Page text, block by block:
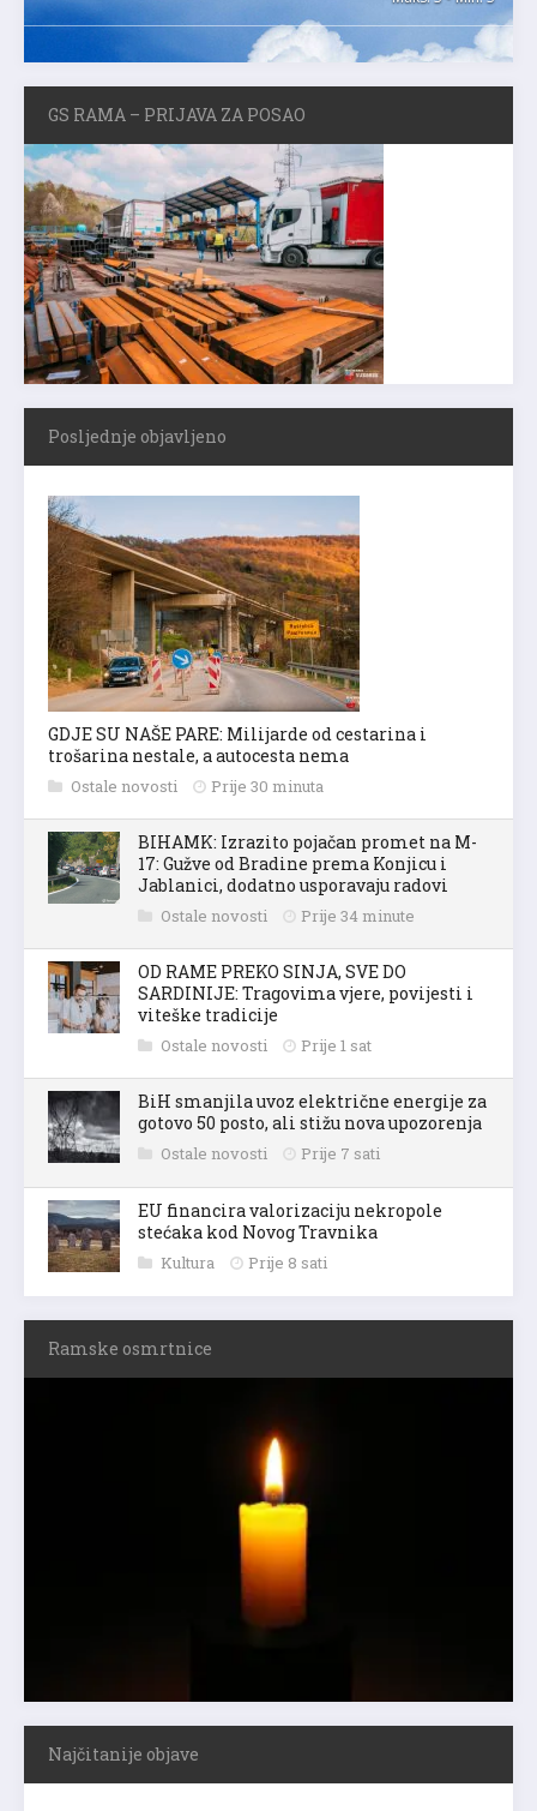
GS RAMA – PRIJAVA ZA POSAO
Posljednje objavljeno
GDJE SU NAŠE PARE: Milijarde od cestarina i
trošarina nestale, a autocesta nema
Ostale novosti Prije 30 minuta
BIHAMK: Izrazito pojačan promet na M-
17: Gužve od Bradine prema Konjicu i
Jablanici, dodatno usporavaju radovi
Ostale novosti Prije 34 minute
OD RAME PREKO SINJA, SVE DO
SARDINIJE: Tragovima vjere, povijesti i
viteške tradicije
Ostale novosti Prije 1 sat
BiH smanjila uvoz električne energije za
gotovo 50 posto, ali stižu nova upozorenja
Ostale novosti Prije 7 sati
EU financira valorizaciju nekropole
stećaka kod Novog Travnika
Kultura Prije 8 sati
Ramske osmrtnice
Najčitanije objave